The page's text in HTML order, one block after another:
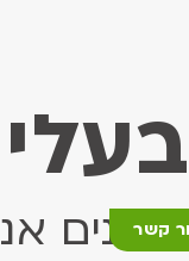
קשר
מבינים